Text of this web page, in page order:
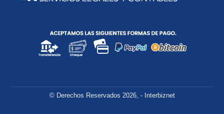
© Derechos Reservados 2026, - Interbiznet